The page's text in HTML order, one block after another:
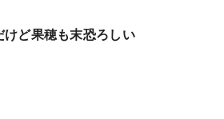
ど果穂も末恐ろしい